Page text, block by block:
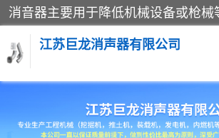
江苏巨龙消声器有限公司
消声器